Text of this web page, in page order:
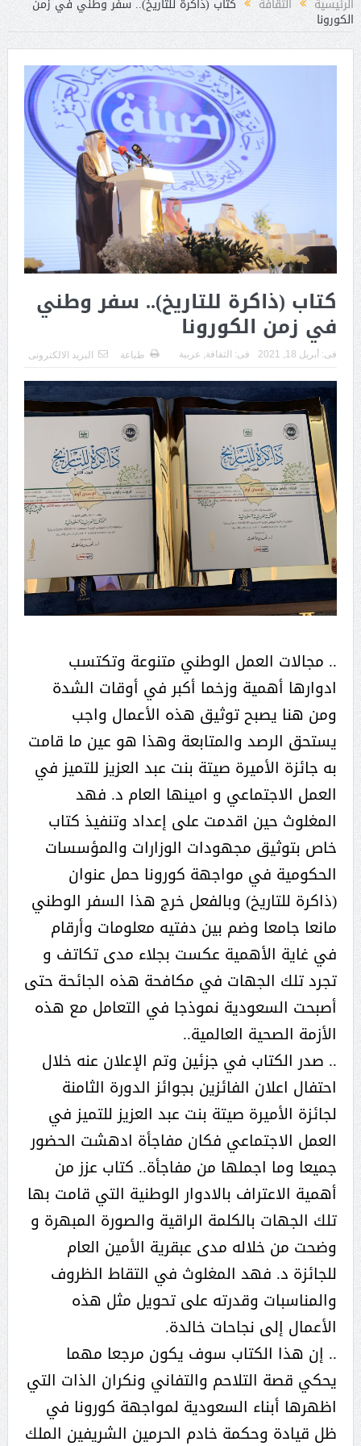
الكورونا
كتاب (ذاكرة للتاريخ).. سفر وطني
في زمن الكورونا
فى: أبريل 18, 2021 فى: الثقافة, عربية طباعة البريد الالكترونى
.. مجالات العمل الوطني متنوعة وتكتسب
ادوارها أهمية وزخما أكبر في أوقات الشدة
ومن هنا يصبح توثيق هذه الأعمال واجب
يستحق الرصد والمتابعة وهذا هو عين ما قامت
به جائزة الأميرة صيتة بنت عبد العزيز للتميز في
العمل الاجتماعي و امينها العام د. فهد
المغلوث حين اقدمت على إعداد وتنفيذ كتاب
خاص بتوثيق مجهودات الوزارات والمؤسسات
الحكومية في مواجهة كورونا حمل عنوان
(ذاكرة للتاريخ) وبالفعل خرج هذا السفر الوطني
مانعا جامعا وضم بين دفتيه معلومات وأرقام
في غاية الأهمية عكست بجلاء مدى تكاتف و
تجرد تلك الجهات في مكافحة هذه الجائحة حتى
أصبحت السعودية نموذجا في التعامل مع هذه
الأزمة الصحية العالمية..
.. صدر الكتاب في جزئين وتم الإعلان عنه خلال
احتفال اعلان الفائزين بجوائز الدورة الثامنة
لجائزة الأميرة صيتة بنت عبد العزيز للتميز في
العمل الاجتماعي فكان مفاجأة ادهشت الحضور
جميعا وما اجملها من مفاجأة.. كتاب عزز من
أهمية الاعتراف بالادوار الوطنية التي قامت بها
تلك الجهات بالكلمة الراقية والصورة المبهرة و
وضحت من خلاله مدى عبقرية الأمين العام
للجائزة د. فهد المغلوث في التقاط الظروف
والمناسبات وقدرته على تحويل مثل هذه
الأعمال إلى نجاحات خالدة.
.. إن هذا الكتاب سوف يكون مرجعا مهما
يحكي قصة التلاحم والتفاني ونكران الذات التي
اظهرها أبناء السعودية لمواجهة كورونا في
ظل قيادة وحكمة خادم الحرمين الشريفين الملك